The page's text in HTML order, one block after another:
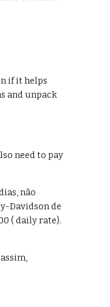
if it helps
and unpack
need to pay
não
Davidson de
( daily rate).